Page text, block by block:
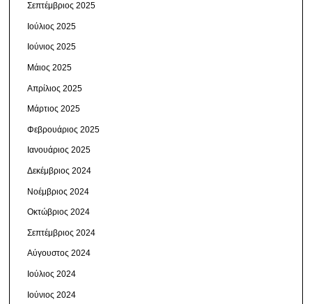
Σεπτέμβριος 2025
Ιούλιος 2025
Ιούνιος 2025
Μάιος 2025
Απρίλιος 2025
Μάρτιος 2025
Φεβρουάριος 2025
Ιανουάριος 2025
Δεκέμβριος 2024
Νοέμβριος 2024
Οκτώβριος 2024
Σεπτέμβριος 2024
Αύγουστος 2024
Ιούλιος 2024
Ιούνιος 2024